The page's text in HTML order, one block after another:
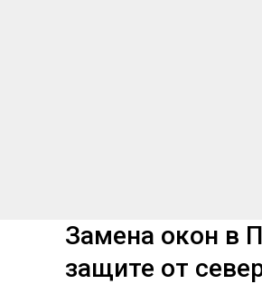
Замена окон в
защите от